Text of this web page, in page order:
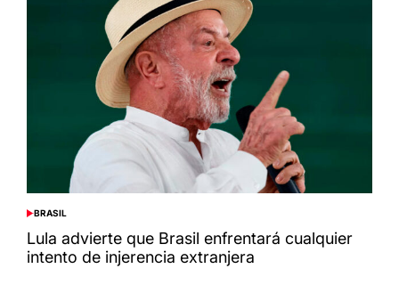
POSTED
IN
BRASIL
Lula advierte que Brasil enfrentará cualquier
intento de injerencia extranjera